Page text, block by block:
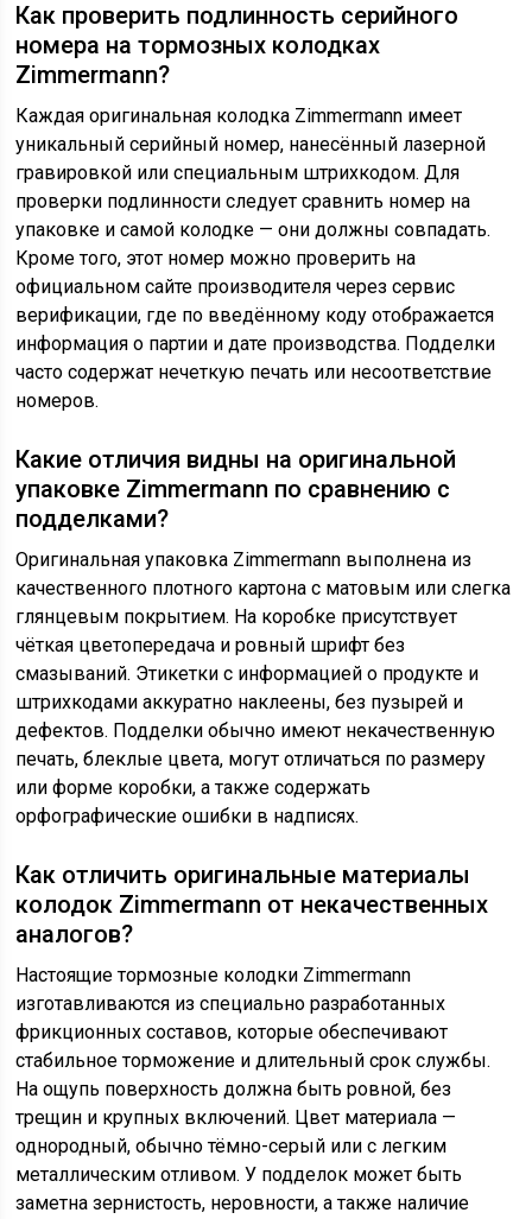
Как проверить подлинность серийного
номера на тормозных колодках
Zimmermann?
Каждая оригинальная колодка Zimmermann имеет
уникальный серийный номер, нанесённый лазерной
гравировкой или специальным штрихкодом. Для
проверки подлинности следует сравнить номер на
упаковке и самой колодке — они должны совпадать.
Кроме того, этот номер можно проверить на
официальном сайте производителя через сервис
верификации, где по введённому коду отображается
информация о партии и дате производства. Подделки
часто содержат нечеткую печать или несоответствие
номеров.
Какие отличия видны на оригинальной
упаковке Zimmermann по сравнению с
подделками?
Оригинальная упаковка Zimmermann выполнена из
качественного плотного картона с матовым или слегка
глянцевым покрытием. На коробке присутствует
чёткая цветопередача и ровный шрифт без
смазываний. Этикетки с информацией о продукте и
штрихкодами аккуратно наклеены, без пузырей и
дефектов. Подделки обычно имеют некачественную
печать, блеклые цвета, могут отличаться по размеру
или форме коробки, а также содержать
орфографические ошибки в надписях.
Как отличить оригинальные материалы
колодок Zimmermann от некачественных
аналогов?
Настоящие тормозные колодки Zimmermann
изготавливаются из специально разработанных
фрикционных составов, которые обеспечивают
стабильное торможение и длительный срок службы.
На ощупь поверхность должна быть ровной, без
трещин и крупных включений. Цвет материала —
однородный, обычно тёмно-серый или с легким
металлическим отливом. У подделок может быть
заметна зернистость, неровности, а также наличие